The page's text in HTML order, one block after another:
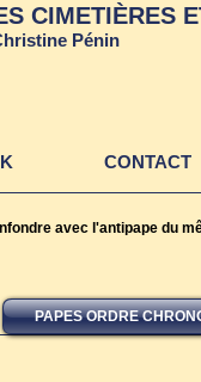
PAPES ORDRE
avec l'antipape du
CIMETIÈRES
Pénin
CONTACT